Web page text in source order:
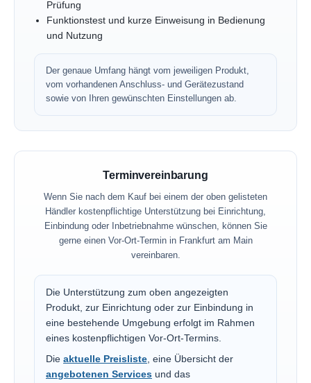
Prüfung
Funktionstest und kurze Einweisung in Bedienung
und Nutzung
Der genaue Umfang hängt vom jeweiligen Produkt,
vom vorhandenen Anschluss- und Gerätezustand
sowie von Ihren gewünschten Einstellungen ab.
Terminvereinbarung
Wenn Sie nach dem Kauf bei einem der oben gelisteten
Händler kostenpflichtige Unterstützung bei Einrichtung,
Einbindung oder Inbetriebnahme wünschen, können Sie
gerne einen Vor-Ort-Termin in Frankfurt am Main
vereinbaren.
Die Unterstützung zum oben angezeigten
Produkt, zur Einrichtung oder zur Einbindung in
eine bestehende Umgebung erfolgt im Rahmen
eines kostenpflichtigen Vor-Ort-Termins.
Die aktuelle Preisliste , eine Übersicht der
angebotenen Services und das